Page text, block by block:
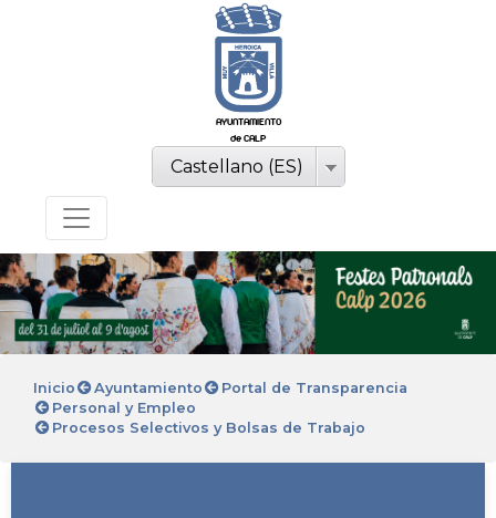
AYUNTAMIENTO
de CALP
Castellano (ES)
Inicio Ayuntamiento
Portal de Transparencia
Personal y Empleo
Procesos Selectivos y Bolsas de Trabajo